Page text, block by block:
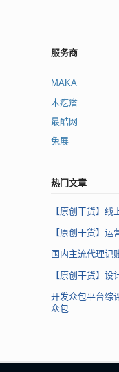
服务商
MAKA
木疙瘩
最酷网
兔展
热门文章
【原创干货】线
【原创干货】
国内主流代理记
【原创干货】
开发众包平台综
众包